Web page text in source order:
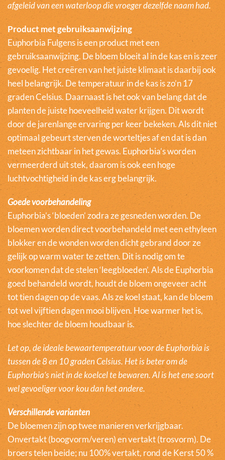
afgeleid van een waterloop die vroeger dezelfde naam had.
Product met gebruiksaanwijzing
Euphorbia Fulgens is een product met een
gebruiksaanwijzing. De bloem bloeit al in de kas en is zeer
gevoelig. Het creëren van het juiste klimaat is daarbij ook
heel belangrijk. De temperatuur in de kas is zo’n 17
graden Celsius. Daarnaast is het ook van belang dat de
planten de juiste hoeveelheid water krijgen. Dit wordt
door de jarenlange ervaring per keer bekeken. Als dit niet
optimaal gebeurt sterven de worteltjes af en dat is dan
meteen zichtbaar in het gewas. Euphorbia’s worden
vermeerderd uit stek, daarom is ook een hoge
luchtvochtigheid in de kas erg belangrijk.
Goede voorbehandeling
Euphorbia’s ‘bloeden’ zodra ze gesneden worden. De
bloemen worden direct voorbehandeld met een ethyleen
blokker en de wonden worden dicht gebrand door ze
gelijk op warm water te zetten. Dit is nodig om te
voorkomen dat de stelen ‘leegbloeden’. Als de Euphorbia
goed behandeld wordt, houdt de bloem ongeveer acht
tot tien dagen op de vaas. Als ze koel staat, kan de bloem
tot wel vijftien dagen mooi blijven. Hoe warmer het is,
hoe slechter de bloem houdbaar is.
Let op, de ideale bewaartemperatuur voor de Euphorbia is
tussen de 8 en 10 graden Celsius. Het is beter om de
Euphorbia’s niet in de koelcel te bewaren. Al is het ene soort
wel gevoeliger voor kou dan het andere.
Verschillende varianten
De bloemen zijn op twee manieren verkrijgbaar.
Onvertakt (boogvorm/veren) en vertakt (trosvorm). De
broers telen beide; nu 100% vertakt, rond de Kerst 50 %